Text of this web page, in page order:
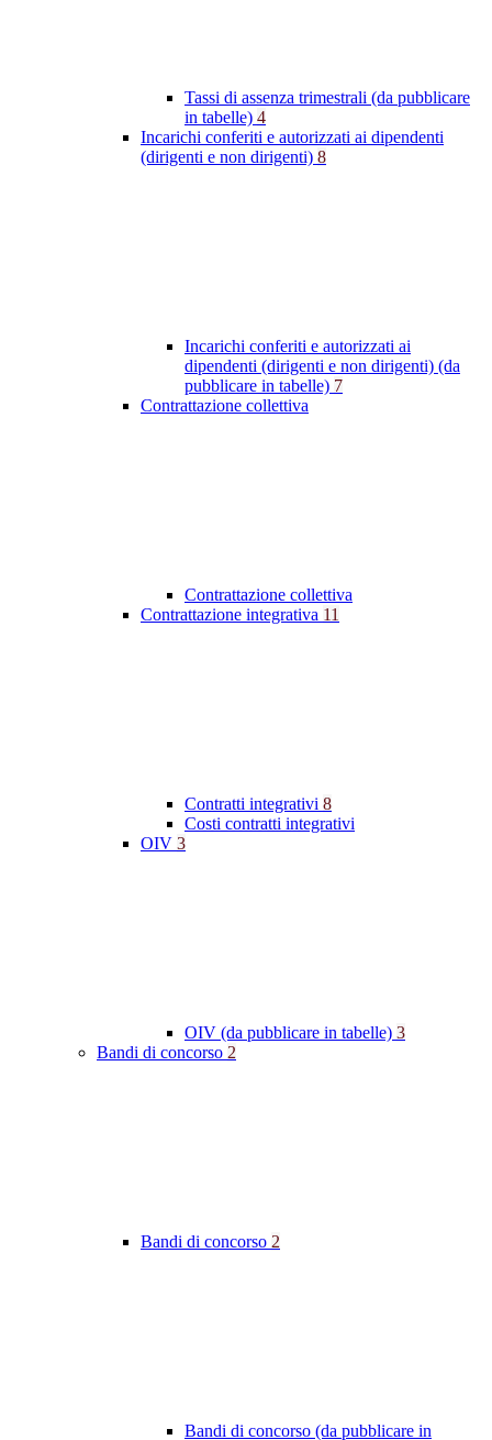
Tassi di assenza trimestrali (da pubblicare
in tabelle) 4
Incarichi conferiti e autorizzati ai dipendenti
(dirigenti e non dirigenti) 8
Incarichi conferiti e autorizzati ai
dipendenti (dirigenti e non dirigenti) (da
pubblicare in tabelle) 7
Contrattazione collettiva
Contrattazione collettiva
Contrattazione integrativa 11
Contratti integrativi 8
Costi contratti integrativi
OIV 3
OIV (da pubblicare in tabelle) 3
Bandi di concorso 2
Bandi di concorso 2
Bandi di concorso (da pubblicare in